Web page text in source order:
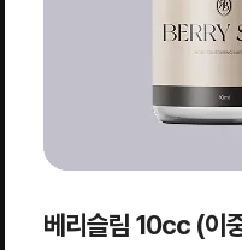
베리슬림 10cc (이